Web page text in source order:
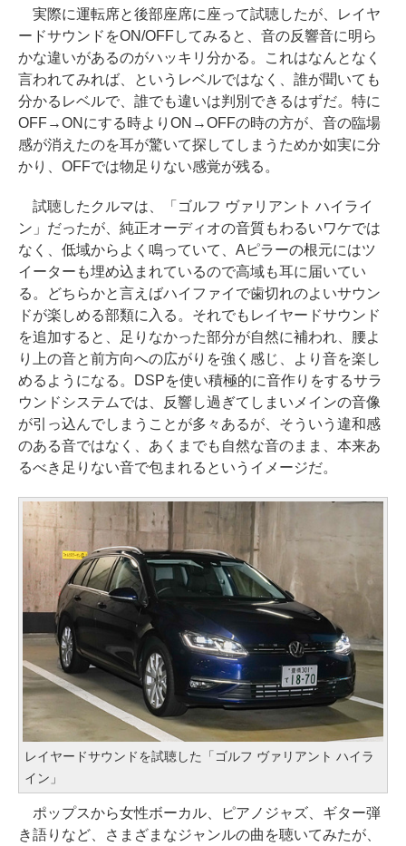
実際に運転席と後部座席に座って試聴したが、レイヤ
ードサウンドをON/OFFしてみると、音の反響音に明ら
かな違いがあるのがハッキリ分かる。これはなんとなく
言われてみれば、というレベルではなく、誰が聞いても
分かるレベルで、誰でも違いは判別できるはずだ。特に
OFF→ONにする時よりON→OFFの時の方が、音の臨場
感が消えたのを耳が驚いて探してしまうためか如実に分
かり、OFFでは物足りない感覚が残る。
試聴したクルマは、「ゴルフ ヴァリアント ハイライ
ン」だったが、純正オーディオの音質もわるいワケでは
なく、低域からよく鳴っていて、Aピラーの根元にはツ
イーターも埋め込まれているので高域も耳に届いてい
る。どちらかと言えばハイファイで歯切れのよいサウン
ドが楽しめる部類に入る。それでもレイヤードサウンド
を追加すると、足りなかった部分が自然に補われ、腰よ
り上の音と前方向への広がりを強く感じ、より音を楽し
めるようになる。DSPを使い積極的に音作りをするサラ
ウンドシステムでは、反響し過ぎてしまいメインの音像
が引っ込んでしまうことが多々あるが、そういう違和感
のある音ではなく、あくまでも自然な音のまま、本来あ
るべき足りない音で包まれるというイメージだ。
レイヤードサウンドを試聴した「ゴルフ ヴァリアント ハイラ
イン」
ポップスから女性ボーカル、ピアノジャズ、ギター弾
き語りなど、さまざまなジャンルの曲を聴いてみたが、